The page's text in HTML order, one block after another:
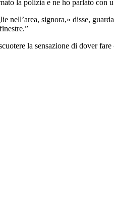
la polizia e ne ho parlato con
nell’area, signora,» disse,
la sensazione di dover fare